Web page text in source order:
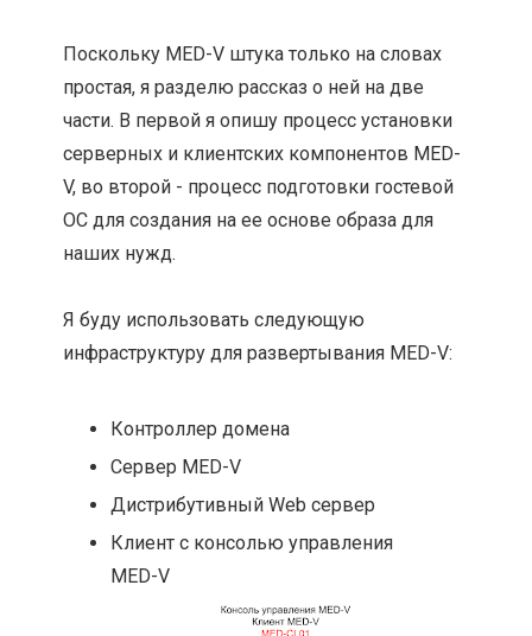
Поскольку MED-V штука только на словах
простая, я разделю рассказ о ней на две
части. В первой я опишу процесс установки
серверных и клиентских компонентов MED-
V, во второй - процесс подготовки гостевой
ОС для создания на ее основе образа для
наших нужд.
Я буду использовать следующую
инфраструктуру для развертывания MED-V:
Контроллер домена
Сервер MED-V
Дистрибутивный Web сервер
Клиент с консолью управления
MED-V